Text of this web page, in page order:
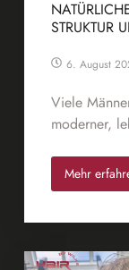
STRUKTUR
6. August
Viele
moderner,
Mehr